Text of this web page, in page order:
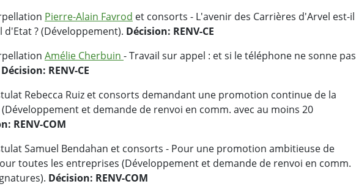
Pierre-Alain Favrod et consorts - L'avenir des Carrières d'Arvel est-il
d'Etat ? (Développement). Décision: RENV-CE
Amélie Cherbuin - Travail sur appel : et si le téléphone ne sonne pas
Décision: RENV-CE
Rebecca Ruiz et consorts demandant une promotion continue de la
et demande de renvoi en comm. avec au moins 20
RENV-COM
Samuel Bendahan et consorts - Pour une promotion ambitieuse de
toutes les entreprises (Développement et demande de renvoi en comm.
Décision: RENV-COM